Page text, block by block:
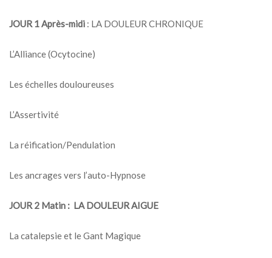
JOUR 1Après-midi : LA DOULEUR CHRONIQUE
L’Alliance (Ocytocine)
Les échelles douloureuses
L’Assertivité
La réification/Pendulation
Les ancrages vers l’auto-Hypnose
JOUR 2 Matin : LA DOULEUR AIGUE
La catalepsie et le Gant Magique